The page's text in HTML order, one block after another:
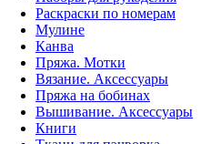
Раскраски по номерам
Мулине
Канва
Пряжа. Мотки
Вязание. Аксессуары
Пряжа на бобинах
Вышивание. Аксессуары
Книги